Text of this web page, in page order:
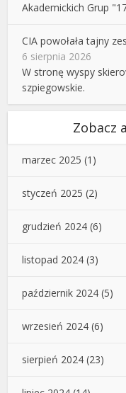
Akademickich Grup
CIA powołała tajny
6 sierpnia 2026
W stronę wyspy
szpiegowskie.
Zobacz
marzec 2025 (1)
styczeń 2025 (2)
grudzień 2024 (6)
listopad 2024 (3)
październik 2024 (5)
wrzesień 2024 (6)
sierpień 2024 (23)